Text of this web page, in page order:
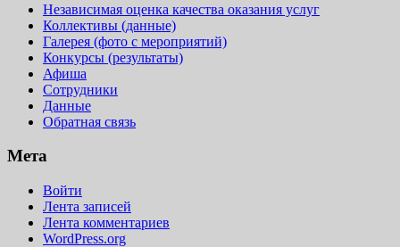
Независимая оценка качества оказания услуг
Коллективы (данные)
Галерея (фото с мероприятий)
Конкурсы (результаты)
Афиша
Сотрудники
Данные
Обратная связь
Мета
Войти
Лента записей
Лента комментариев
WordPress.org